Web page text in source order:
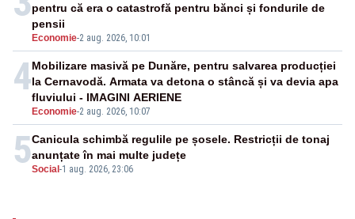
Economie-2 aug. 2026, 10:01
pentru că era o catastrofă pentru bănci și fondurile de
pensii
4
Economie-2 aug. 2026, 10:07
Mobilizare masivă pe Dunăre, pentru salvarea producției
la Cernavodă. Armata va detona o stâncă și va devia apa
fluviului - IMAGINI AERIENE
5Social -1 aug. 2026, 23:06
Canicula schimbă regulile pe șosele. Restricții de tonaj
anunțate în mai multe județe